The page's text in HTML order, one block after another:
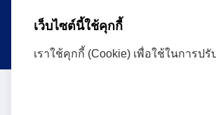
เว็บไซต์นี้ใช้คุกกี้
เราใช้คุกกี้ (Cookie) เพื่อใช้ในการ